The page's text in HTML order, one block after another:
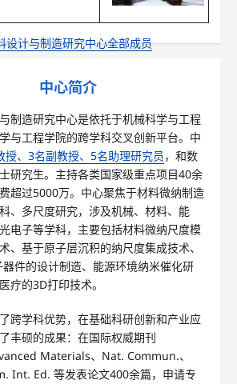
设计与制造研究中心全部成员
中心简介
制造研究中心是依托于机械科学与工程
与工程学院的跨学科交叉创新平台。中
授、3名副教授、5名助理研究员 ，和数
研究生。主持各类国家级重点项目40余
超过5000万。中心聚焦于材料微纳制造
、多尺度研究，涉及机械、材料、能
电子等学科，主要包括材料微纳尺度模
、基于原子层沉积的纳尺度集成技术、
件的设计制造、能源环境纳米催化研
疗的3D打印技术。
跨学科优势，在基础科研创新和产业应
丰硕的成果：在国际权威期刊
Materials、Nat. Commun.、
Int. Ed. 等发表论文400余篇，申请专